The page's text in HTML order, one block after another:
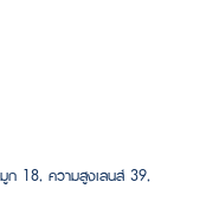
ก 18, ความสูงเลนส์ 39,